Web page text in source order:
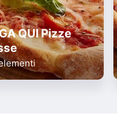
QUI Pizze